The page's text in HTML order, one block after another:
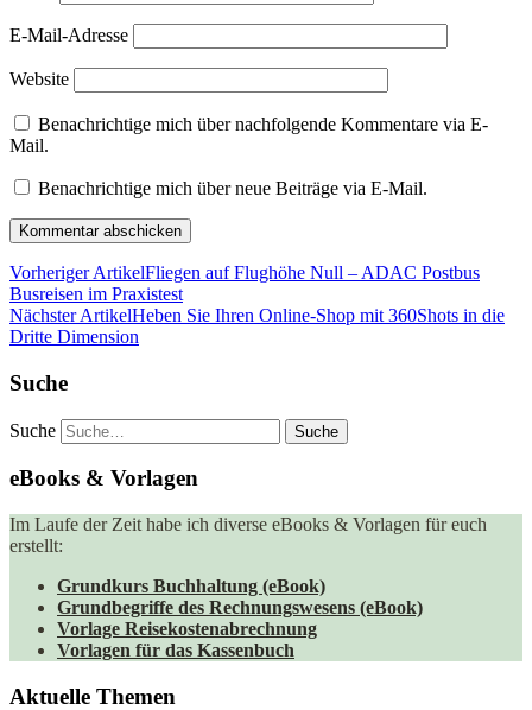
E-Mail-Adresse
Website
Benachrichtige mich über nachfolgende Kommentare via E-
Mail.
Benachrichtige mich über neue Beiträge via E-Mail.
Vorheriger ArtikelFliegen auf Flughöhe Null – ADAC Postbus
Busreisen im Praxistest
Nächster ArtikelHeben Sie Ihren Online-Shop mit 360Shots in die
Dritte Dimension
Suche
Suche
eBooks & Vorlagen
Im Laufe der Zeit habe ich diverse eBooks & Vorlagen für euch
erstellt:
Grundkurs Buchhaltung (eBook)
Grundbegriffe des Rechnungswesens (eBook)
Vorlage Reisekostenabrechnung
Vorlagen für das Kassenbuch
Aktuelle Themen